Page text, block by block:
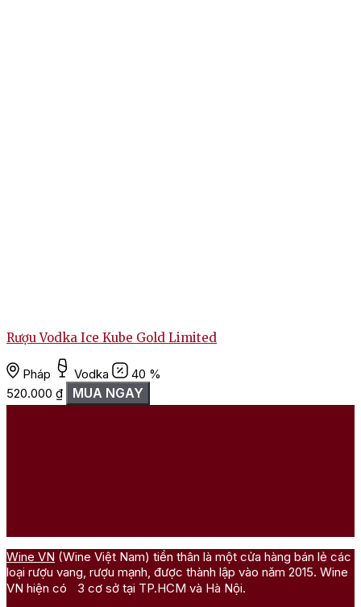
Rượu Vodka Ice Kube Gold Limited
Pháp Vodka
40 %
520.000 ₫ MUA NGAY
Wine VN (Wine Việt Nam) tiền thân là một cửa hàng bán lẻ các
loại rượu vang, rượu mạnh, được thành lập vào năm 2015. Wine
VN hiện có 3 cơ sở tại TP.HCM và Hà Nội.